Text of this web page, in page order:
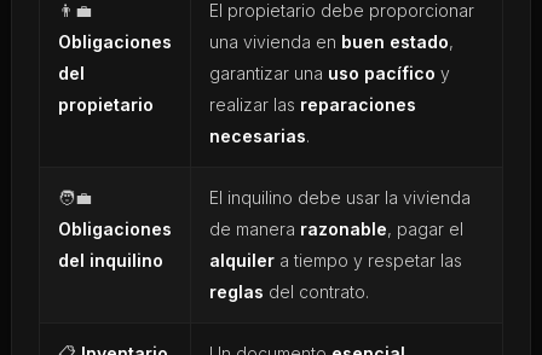
👨‍💼
Obligaciones
del
propietario
El propietario debe proporcionar
una vivienda en buen estado,
garantizar una uso pacífico y
realizar las reparaciones
necesarias.
🧑‍💼
Obligaciones
del inquilino
El inquilino debe usar la vivienda
de manera razonable, pagar el
alquilera tiempo y respetar las
reglas del contrato.